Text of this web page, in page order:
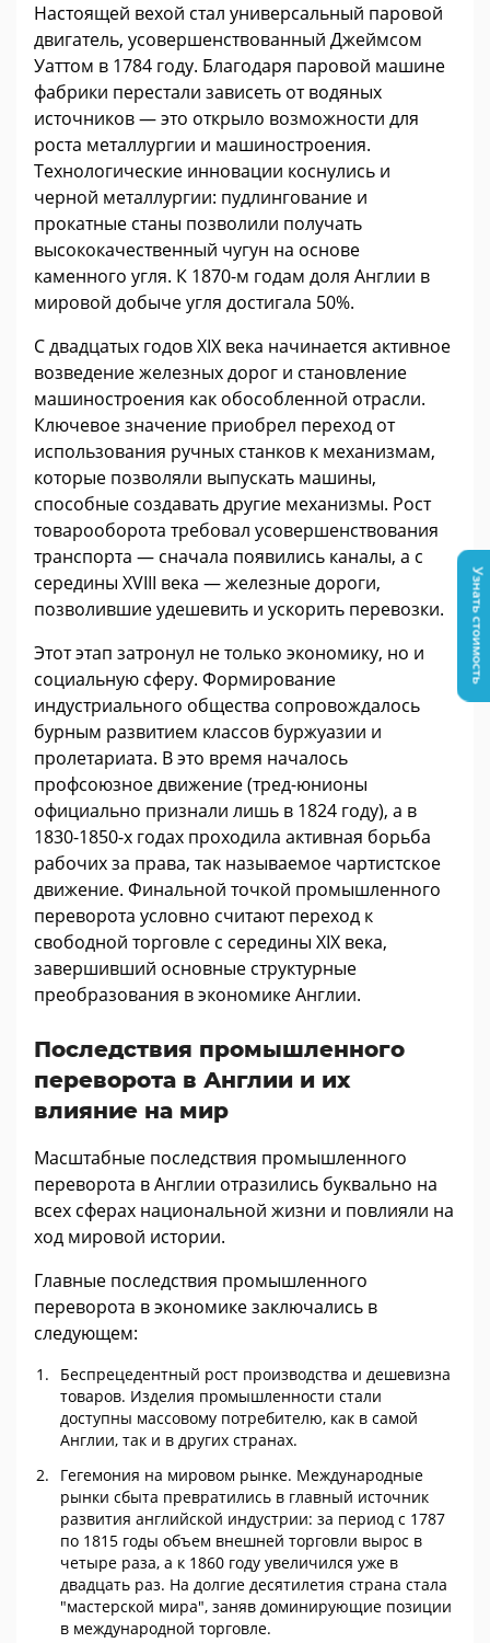
Настоящей вехой стал универсальный паровой
двигатель, усовершенствованный Джеймсом
Уаттом в 1784 году. Благодаря паровой машине
фабрики перестали зависеть от водяных
источников — это открыло возможности для
роста металлургии и машиностроения.
Технологические инновации коснулись и
черной металлургии: пудлингование и
прокатные станы позволили получать
высококачественный чугун на основе
каменного угля. К 1870-м годам доля Англии в
мировой добыче угля достигала 50%.
С двадцатых годов XIX века начинается активное
возведение железных дорог и становление
машиностроения как обособленной отрасли.
Ключевое значение приобрел переход от
использования ручных станков к механизмам,
которые позволяли выпускать машины,
способные создавать другие механизмы. Рост
товарооборота требовал усовершенствования
транспорта — сначала появились каналы, а с
середины XVIII века — железные дороги,
позволившие удешевить и ускорить перевозки.
Этот этап затронул не только экономику, но и
социальную сферу. Формирование
индустриального общества сопровождалось
бурным развитием классов буржуазии и
пролетариата. В это время началось
профсоюзное движение (тред-юнионы
официально признали лишь в 1824 году), а в
1830-1850-х годах проходила активная борьба
рабочих за права, так называемое чартистское
движение. Финальной точкой промышленного
переворота условно считают переход к
свободной торговле с середины XIX века,
завершивший основные структурные
преобразования в экономике Англии.
Последствия промышленного
переворота в Англии и их
влияние на мир
Масштабные последствия промышленного
переворота в Англии отразились буквально на
всех сферах национальной жизни и повлияли на
ход мировой истории.
Главные последствия промышленного
переворота в экономике заключались в
следующем:
Беспрецедентный рост производства и дешевизна
товаров. Изделия промышленности стали
доступны массовому потребителю, как в самой
Англии, так и в других странах.
Гегемония на мировом рынке. Международные
рынки сбыта превратились в главный источник
развития английской индустрии: за период с 1787
по 1815 годы объем внешней торговли вырос в
четыре раза, а к 1860 году увеличился уже в
двадцать раз. На долгие десятилетия страна стала
"мастерской мира", заняв доминирующие позиции
в международной торговле.
Узнать стоимость